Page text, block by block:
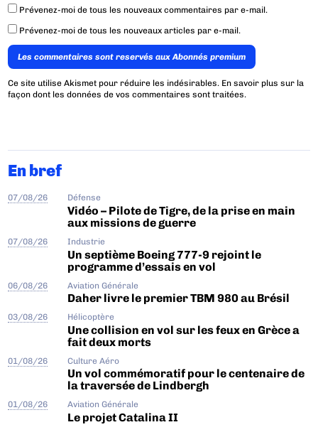
Prévenez-moi de tous les nouveaux commentaires par e-mail.
Prévenez-moi de tous les nouveaux articles par e-mail.
Les commentaires sont reservés aux Abonnés premium
Ce site utilise Akismet pour réduire les indésirables. En savoir plus sur la
façon dont les données de vos commentaires sont traitées.
En bref
07/08/26 Défense
Vidéo – Pilote de Tigre, de la prise en main
aux missions de guerre
07/08/26 Industrie
Un septième Boeing 777-9 rejoint le
programme d’essais en vol
06/08/26 Aviation Générale
Daher livre le premier TBM 980 au Brésil
03/08/26 Hélicoptère
Une collision en vol sur les feux en Grèce a
fait deux morts
01/08/26 Culture Aéro
Un vol commémoratif pour le centenaire de
la traversée de Lindbergh
01/08/26 Aviation Générale
Le projet Catalina II